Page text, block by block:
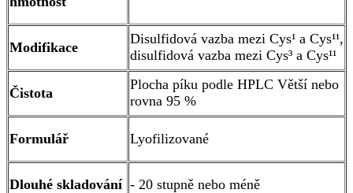
Modifikace
Disulfidová vazba mezi Cys¹ a Cys¹¹,
disulfidová vazba mezi Cys³ a Cys¹¹
Čistota
Plocha píku podle HPLC Větší nebo
rovna 95 %
Formulář Lyofilizované
Dlouhé skladování - 20 stupně nebo méně